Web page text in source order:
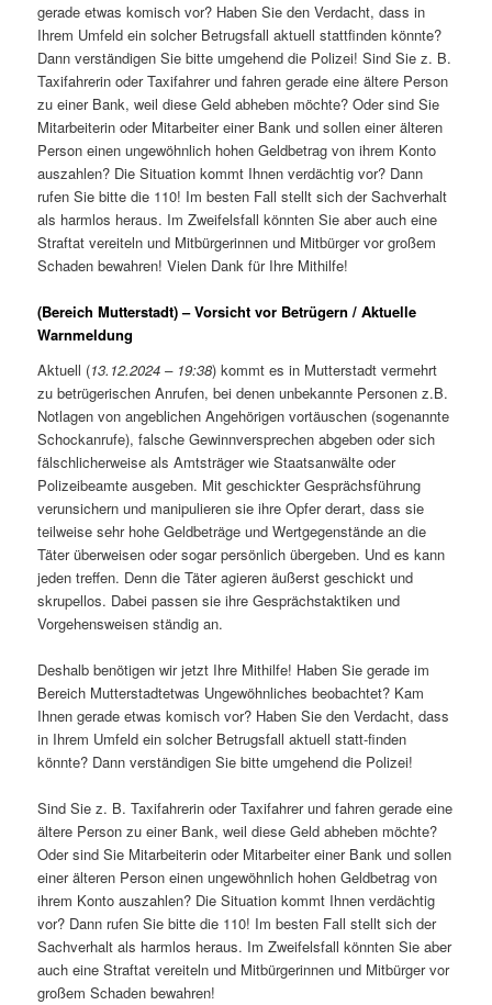
gerade etwas komisch vor? Haben Sie den Verdacht, dass in
Ihrem Umfeld ein solcher Betrugsfall aktuell stattfinden könnte?
Dann verständigen Sie bitte umgehend die Polizei! Sind Sie z. B.
Taxifahrerin oder Taxifahrer und fahren gerade eine ältere Person
zu einer Bank, weil diese Geld abheben möchte? Oder sind Sie
Mitarbeiterin oder Mitarbeiter einer Bank und sollen einer älteren
Person einen ungewöhnlich hohen Geldbetrag von ihrem Konto
auszahlen? Die Situation kommt Ihnen verdächtig vor? Dann
rufen Sie bitte die 110! Im besten Fall stellt sich der Sachverhalt
als harmlos heraus. Im Zweifelsfall könnten Sie aber auch eine
Straftat vereiteln und Mitbürgerinnen und Mitbürger vor großem
Schaden bewahren! Vielen Dank für Ihre Mithilfe!
(Bereich Mutterstadt) – Vorsicht vor Betrügern / Aktuelle
Warnmeldung
Aktuell (13.12.2024 – 19:38) kommt es in Mutterstadt vermehrt
zu betrügerischen Anrufen, bei denen unbekannte Personen z.B.
Notlagen von angeblichen Angehörigen vortäuschen (sogenannte
Schockanrufe), falsche Gewinnversprechen abgeben oder sich
fälschlicherweise als Amtsträger wie Staatsanwälte oder
Polizeibeamte ausgeben. Mit geschickter Gesprächsführung
verunsichern und manipulieren sie ihre Opfer derart, dass sie
teilweise sehr hohe Geldbeträge und Wertgegenstände an die
Täter überweisen oder sogar persönlich übergeben. Und es kann
jeden treffen. Denn die Täter agieren äußerst geschickt und
skrupellos. Dabei passen sie ihre Gesprächstaktiken und
Vorgehensweisen ständig an.
Deshalb benötigen wir jetzt Ihre Mithilfe! Haben Sie gerade im
Bereich Mutterstadtetwas Ungewöhnliches beobachtet? Kam
Ihnen gerade etwas komisch vor? Haben Sie den Verdacht, dass
in Ihrem Umfeld ein solcher Betrugsfall aktuell statt-finden
könnte? Dann verständigen Sie bitte umgehend die Polizei!
Sind Sie z. B. Taxifahrerin oder Taxifahrer und fahren gerade eine
ältere Person zu einer Bank, weil diese Geld abheben möchte?
Oder sind Sie Mitarbeiterin oder Mitarbeiter einer Bank und sollen
einer älteren Person einen ungewöhnlich hohen Geldbetrag von
ihrem Konto auszahlen? Die Situation kommt Ihnen verdächtig
vor? Dann rufen Sie bitte die 110! Im besten Fall stellt sich der
Sachverhalt als harmlos heraus. Im Zweifelsfall könnten Sie aber
auch eine Straftat vereiteln und Mitbürgerinnen und Mitbürger vor
großem Schaden bewahren!